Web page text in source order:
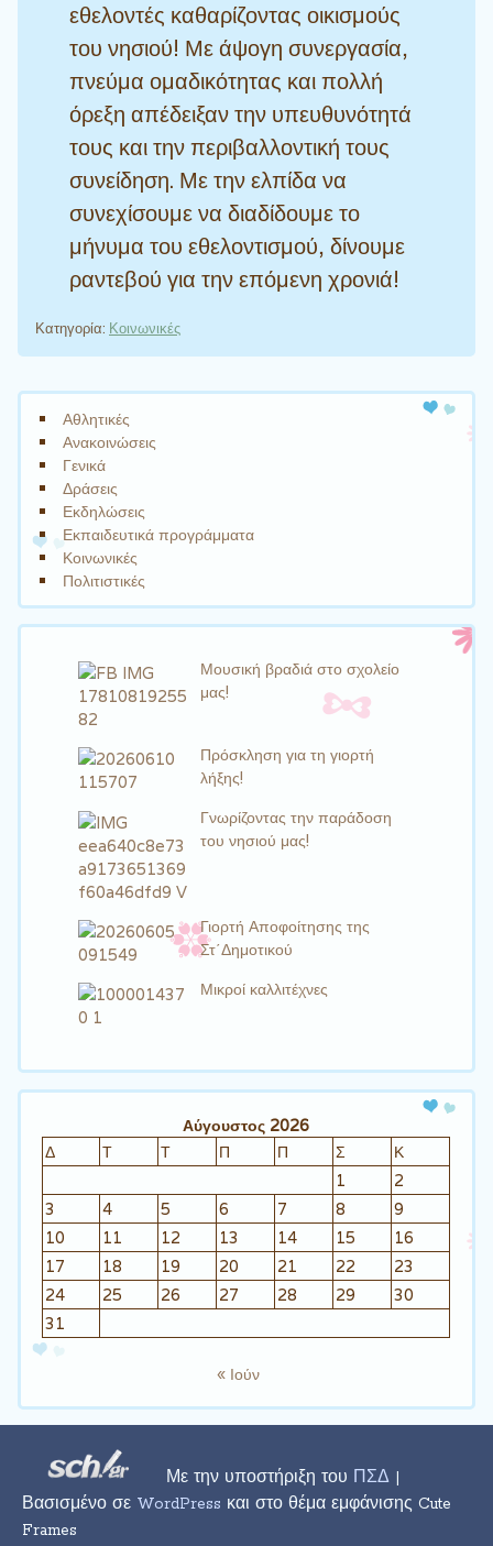
εθελοντές καθαρίζοντας οικισμούς
του νησιού! Με άψογη συνεργασία,
πνεύμα ομαδικότητας και πολλή
όρεξη απέδειξαν την υπευθυνότητά
τους και την περιβαλλοντική τους
συνείδηση. Με την ελπίδα να
συνεχίσουμε να διαδίδουμε το
μήνυμα του εθελοντισμού, δίνουμε
ραντεβού για την επόμενη χρονιά!
Κατηγορία: Κοινωνικές
Πλοήγηση άρθρων
Αθλητικές
Ανακοινώσεις
Γενικά
Δράσεις
Εκδηλώσεις
Εκπαιδευτικά προγράμματα
Κοινωνικές
Πολιτιστικές
Μουσική βραδιά στο σχολείο
μας!
Πρόσκληση για τη γιορτή
λήξης!
Γνωρίζοντας την παράδοση
του νησιού μας!
Γιορτή Αποφοίτησης της
Στ΄Δημοτικού
Μικροί καλλιτέχνες
Αύγουστος 2026
Δ
Τ Τ Π Π Σ
Κ
1
2
3
4 5 6 7 8
9
10
11 12 13 14 15
16
17
18 19 20 21 22
23
24
25 26 27 28 29
30
31
« Ιούν
Με την υποστήριξη του ΠΣΔ |
Βασισμένο σε WordPress και στο θέμα εμφάνισης Cute
Frames